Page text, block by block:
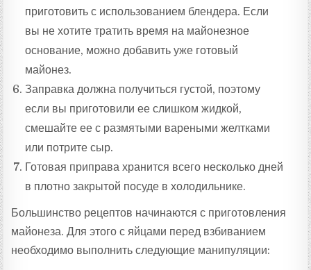
приготовить с использованием блендера. Если
вы не хотите тратить время на майонезное
основание, можно добавить уже готовый
майонез.
Заправка должна получиться густой, поэтому
если вы приготовили ее слишком жидкой,
смешайте ее с размятыми вареными желтками
или потрите сыр.
Готовая приправа хранится всего несколько дней
в плотно закрытой посуде в холодильнике.
Большинство рецептов начинаются с приготовления
майонеза. Для этого с яйцами перед взбиванием
необходимо выполнить следующие манипуляции: